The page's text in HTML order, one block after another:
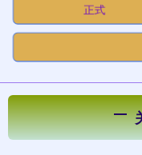
正式